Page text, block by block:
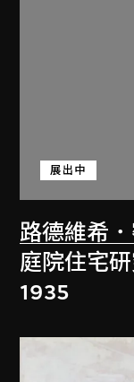
路德維希
展出中
庭院住宅
1935